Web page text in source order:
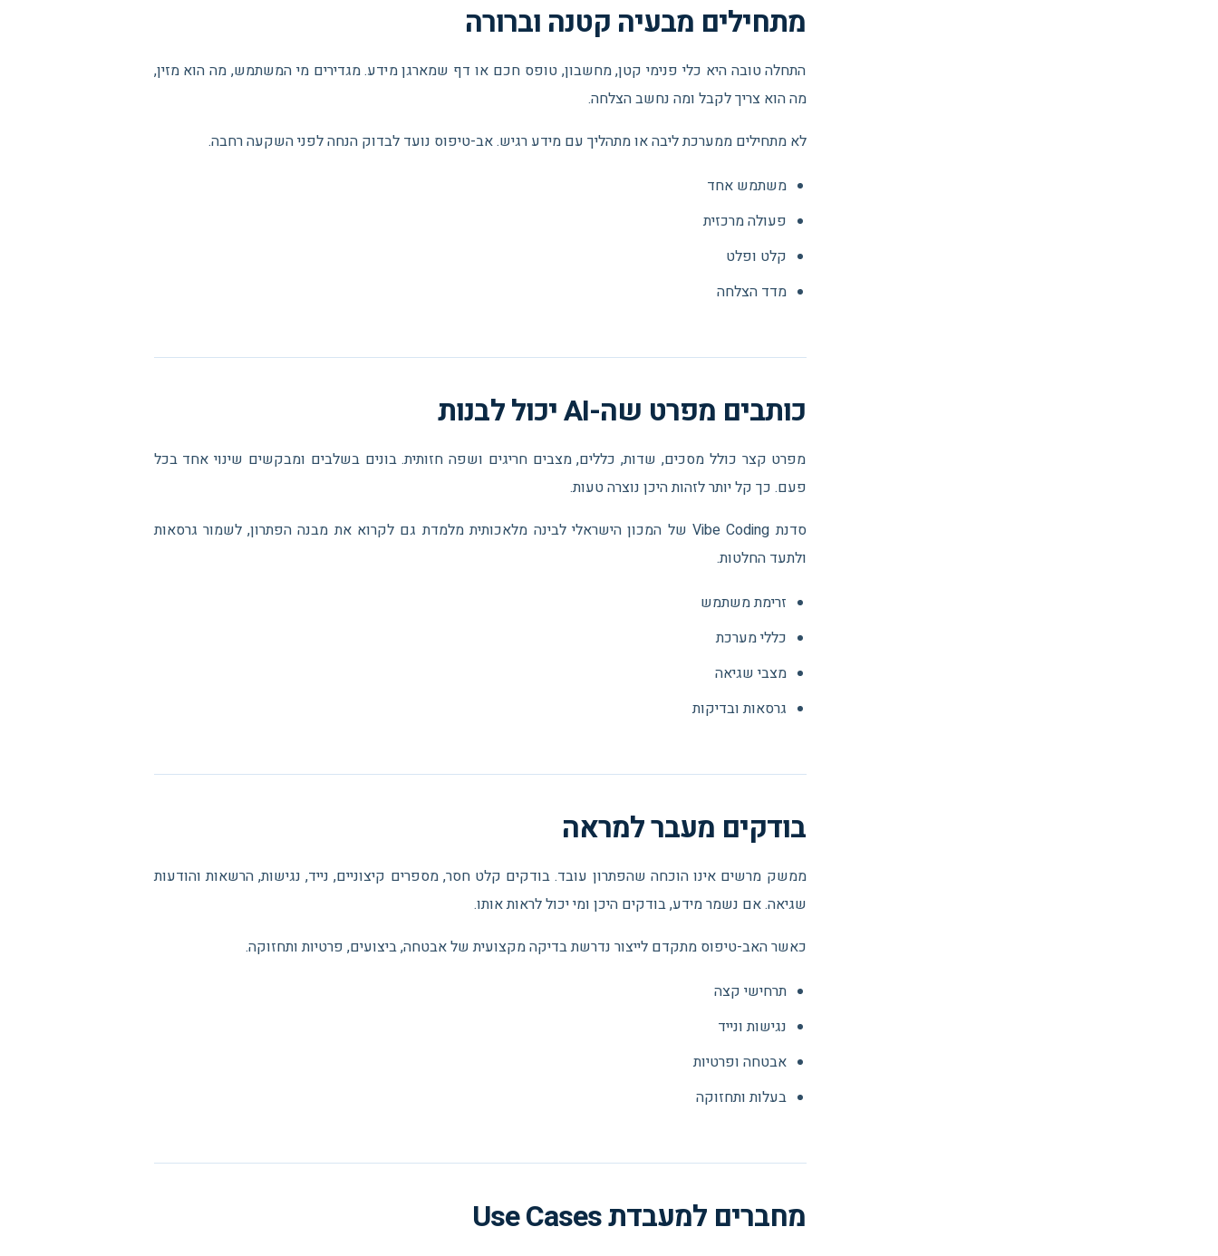
מתחילים מבעיה קטנה וברורה
התחלה טובה היא כלי פנימי קטן, מחשבון, טופס חכם או דף שמארגן מידע. מגדירים מי המשתמש, מה הוא מזין,
מה הוא צריך לקבל ומה נחשב הצלחה.
לא מתחילים ממערכת ליבה או מתהליך עם מידע רגיש. אב-טיפוס נועד לבדוק הנחה לפני השקעה רחבה.
משתמש אחד
פעולה מרכזית
קלט ופלט
מדד הצלחה
כותבים מפרט שה-AI יכול לבנות
מפרט קצר כולל מסכים, שדות, כללים, מצבים חריגים ושפה חזותית. בונים בשלבים ומבקשים שינוי אחד בכל
פעם. כך קל יותר לזהות היכן נוצרה טעות.
סדנת Vibe Coding של המכון הישראלי לבינה מלאכותית מלמדת גם לקרוא את מבנה הפתרון, לשמור גרסאות
ולתעד החלטות.
זרימת משתמש
כללי מערכת
מצבי שגיאה
גרסאות ובדיקות
בודקים מעבר למראה
ממשק מרשים אינו הוכחה שהפתרון עובד. בודקים קלט חסר, מספרים קיצוניים, נייד, נגישות, הרשאות והודעות
שגיאה. אם נשמר מידע, בודקים היכן ומי יכול לראות אותו.
כאשר האב-טיפוס מתקדם לייצור נדרשת בדיקה מקצועית של אבטחה, ביצועים, פרטיות ותחזוקה.
תרחישי קצה
נגישות ונייד
אבטחה ופרטיות
בעלות ותחזוקה
מחברים למעבדת Use Cases